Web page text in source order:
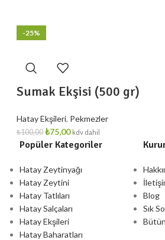
-25%
Sumak Ekşisi (500 gr)
Hatay Ekşileri, Pekmezler
₺100,00 ₺75,00 kdv dahil
Popüler Kategoriler
Hatay Zeytinyağı
Hatay Zeytini
Hatay Tatlıları
Hatay Salçaları
Hatay Ekşileri
Hatay Baharatları
Blog
Sık